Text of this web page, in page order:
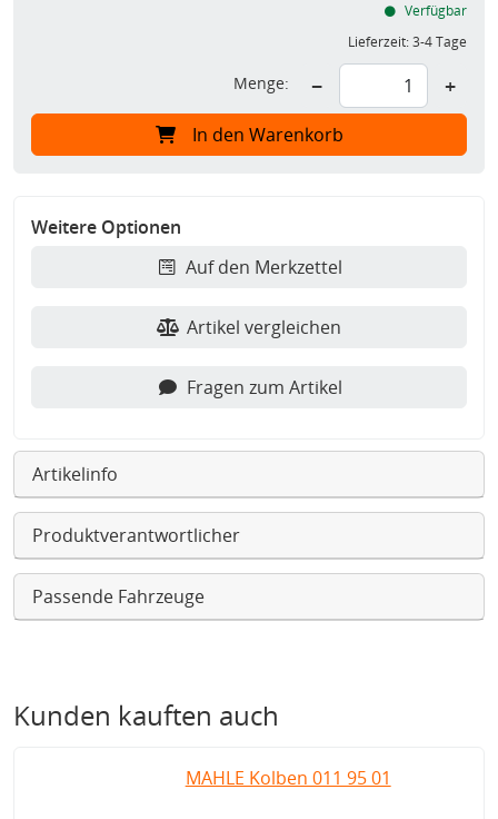
Verfügbar
Lieferzeit:3-4 Tage
Menge: − +
In den Warenkorb
Weitere Optionen
Auf den Merkzettel
Artikel vergleichen
Fragen zum Artikel
Artikelinfo
Produktverantwortlicher
Passende Fahrzeuge
Kunden kauften auch
MAHLE Kolben 011 95 01